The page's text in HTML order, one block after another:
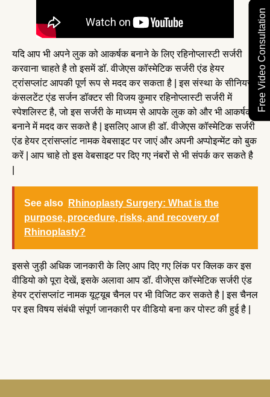
Free Video Consultation
यदि आप भी अपने लुक को आकर्षक बनाने के लिए रहिनोप्लास्टी सर्जरी
करवाना चाहते है तो इसमें डॉ. वीजेएस कॉस्मेटिक सर्जरी एंड हेयर
ट्रांसप्लांट आपकी पूर्ण रूप से मदद कर सकता है | इस संस्था के सीनियर
कंसलटेंट एंड सर्जन डॉक्टर सी विजय कुमार रहिनोप्लास्टी सर्जरी में
स्पेशलिस्ट है, जो इस सर्जरी के माध्यम से आपके लुक को और भी आकर्षक
बनाने में मदद कर सकते है | इसलिए आज ही डॉ. वीजेएस कॉस्मेटिक सर्जरी
एंड हेयर ट्रांसप्लांट नामक वेबसाइट पर जाएं और अपनी अप्पोइन्मेंट को बुक
करें | आप चाहे तो इस वेबसाइट पर दिए गए नंबरों से भी संपर्क कर सकते है
See also
Rhinoplasty Surgery: What is the
purpose, procedure, risks, and recovery of
Rhinoplasty?
इससे जुड़ी अधिक जानकारी के लिए आप दिए गए लिंक पर क्लिक कर इस
वीडियो को पूरा देखें, इसके अलावा आप डॉ. वीजेएस कॉस्मेटिक सर्जरी एंड
हेयर ट्रांसप्लांट नामक यूट्यूब चैनल पर भी विजिट कर सकते है | इस चैनल
पर इस विषय संबंधी संपूर्ण जानकारी पर वीडियो बना कर पोस्ट की हुई है |